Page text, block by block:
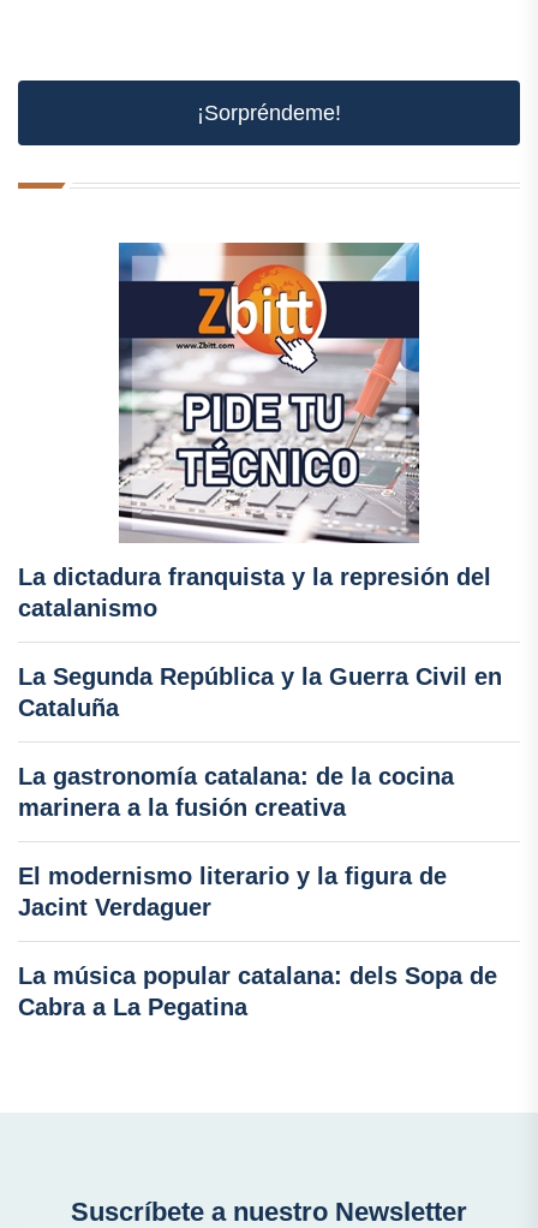
¡Sorpréndeme!
La dictadura franquista y la represión del
catalanismo
La Segunda República y la Guerra Civil en
Cataluña
La gastronomía catalana: de la cocina
marinera a la fusión creativa
El modernismo literario y la figura de
Jacint Verdaguer
La música popular catalana: dels Sopa de
Cabra a La Pegatina
Suscríbete a nuestro Newsletter